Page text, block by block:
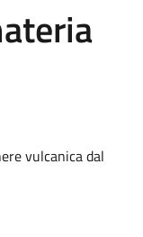
vulcanica dal